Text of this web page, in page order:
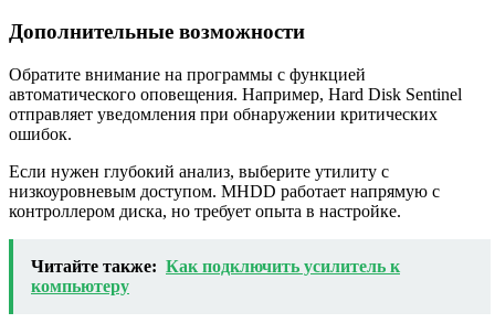
Дополнительные возможности
Обратите внимание на программы с функцией
автоматического оповещения. Например, Hard Disk Sentinel
отправляет уведомления при обнаружении критических
ошибок.
Если нужен глубокий анализ, выберите утилиту с
низкоуровневым доступом. MHDD работает напрямую с
контроллером диска, но требует опыта в настройке.
Читайте также: Как подключить усилитель к
компьютеру